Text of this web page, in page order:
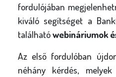
fordulójában
kiváló segítséget a
találhatówebináriumok
Az első fordulóban
néhány kérdés,